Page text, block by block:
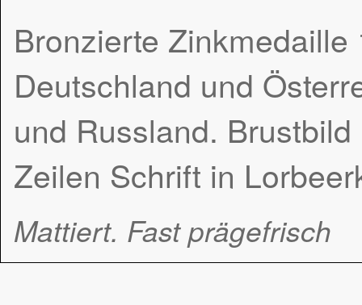
Bronzierte
Deutschland und
und Russland.
Zeilen Schrift in
Mattiert. Fast prägefrisch